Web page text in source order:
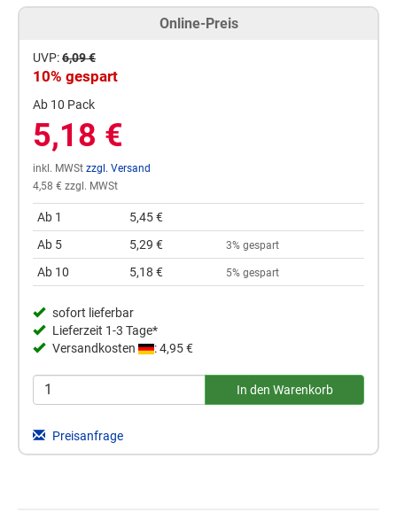
Online-Preis
UVP:6,09 €
10% gespart
Ab 10 Pack
5,18 €
inkl. MWSt zzgl. Versand
4,58 € zzgl. MWSt
Ab 1
5,45 €
Ab 5
5,29 € 3% gespart
Ab 10 5,18 € 5% gespart
sofort lieferbar
Lieferzeit 1-3 Tage*
Versandkosten
: 4,95 €
Preisanfrage